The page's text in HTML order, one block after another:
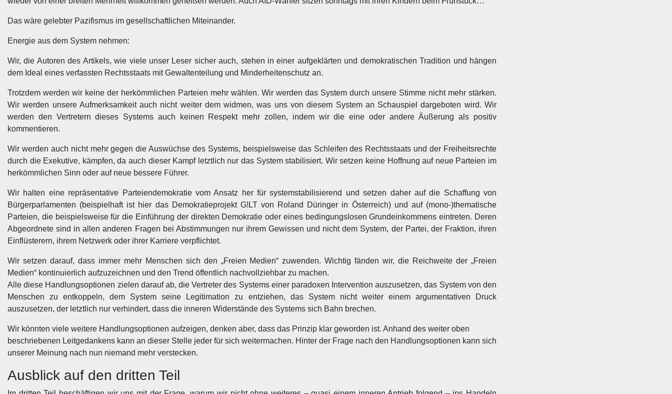
Das wäre gelebter Pazifismus im gesellschaftlichen Miteinander.
Energie aus dem System nehmen:
Wir, die Autoren des Artikels, wie viele unser Leser sicher auch, stehen in einer aufgeklärten und demokratischen Tradition und hängen
dem Ideal eines verfassten Rechtsstaats mit Gewaltenteilung und Minderheitenschutz an.
Trotzdem werden wir keine der herkömmlichen Parteien mehr wählen. Wir werden das System durch unsere Stimme nicht mehr stärken.
Wir werden unsere Aufmerksamkeit auch nicht weiter dem widmen, was uns von diesem System an Schauspiel dargeboten wird. Wir
werden den Vertretern dieses Systems auch keinen Respekt mehr zollen, indem wir die eine oder andere Äußerung als positiv
kommentieren.
Wir werden auch nicht mehr gegen die Auswüchse des Systems, beispielsweise das Schleifen des Rechtsstaats und der Freiheitsrechte
durch die Exekutive, kämpfen, da auch dieser Kampf letztlich nur das System stabilisiert. Wir setzen keine Hoffnung auf neue Parteien im
herkömmlichen Sinn oder auf neue bessere Führer.
Wir halten eine repräsentative Parteiendemokratie vom Ansatz her für systemstabilisierend und setzen daher auf die Schaffung von
Bürgerparlamenten (beispielhaft ist hier das Demokratieprojekt G!LT von Roland Düringer in Österreich) und auf (mono-)thematische
Parteien, die beispielsweise für die Einführung der direkten Demokratie oder eines bedingungslosen Grundeinkommens eintreten. Deren
Abgeordnete sind in allen anderen Fragen bei Abstimmungen nur ihrem Gewissen und nicht dem System, der Partei, der Fraktion, ihren
Einflüsterern, ihrem Netzwerk oder ihrer Karriere verpflichtet.
Wir setzen darauf, dass immer mehr Menschen sich den „Freien Medien“ zuwenden. Wichtig fänden wir, die Reichweite der „Freien
Medien“ kontinuierlich aufzuzeichnen und den Trend öffentlich nachvollziehbar zu machen.
Alle diese Handlungsoptionen zielen darauf ab, die Vertreter des Systems einer paradoxen Intervention auszusetzen, das System von den
Menschen zu entkoppeln, dem System seine Legitimation zu entziehen, das System nicht weiter einem argumentativen Druck
auszusetzen, der letztlich nur verhindert, dass die inneren Widerstände des Systems sich Bahn brechen.
Wir könnten viele weitere Handlungsoptionen aufzeigen, denken aber, dass das Prinzip klar geworden ist. Anhand des weiter oben
beschriebenen Leitgedankens kann an dieser Stelle jeder für sich weitermachen. Hinter der Frage nach den Handlungsoptionen kann sich
unserer Meinung nach nun niemand mehr verstecken.
Ausblick auf den dritten Teil